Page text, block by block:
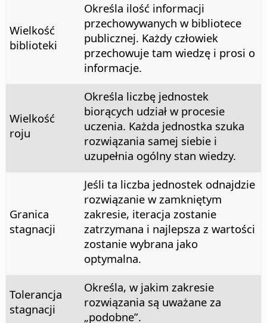
Wielkość
biblioteki
Określa ilość informacji
przechowywanych w bibliotece
publicznej. Każdy człowiek
przechowuje tam wiedzę i prosi o
informacje.
Wielkość
roju
Określa liczbę jednostek
biorących udział w procesie
uczenia. Każda jednostka szuka
rozwiązania samej siebie i
uzupełnia ogólny stan wiedzy.
Granica
stagnacji
Jeśli ta liczba jednostek odnajdzie
rozwiązanie w zamkniętym
zakresie, iteracja zostanie
zatrzymana i najlepsza z wartości
zostanie wybrana jako
optymalna.
Tolerancja
stagnacji
Określa, w jakim zakresie
rozwiązania są uważane za
„podobne”.